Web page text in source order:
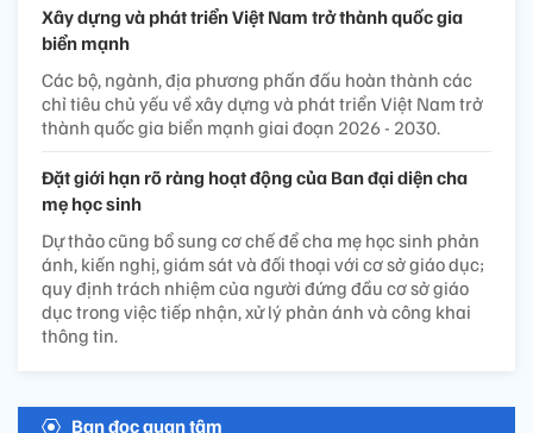
Xây dựng và phát triển Việt Nam trở thành quốc gia
biển mạnh
Các bộ, ngành, địa phương phấn đấu hoàn thành các
chỉ tiêu chủ yếu về xây dựng và phát triển Việt Nam trở
thành quốc gia biển mạnh giai đoạn 2026 - 2030.
Đặt giới hạn rõ ràng hoạt động của Ban đại diện cha
mẹ học sinh
Dự thảo cũng bổ sung cơ chế để cha mẹ học sinh phản
ánh, kiến nghị, giám sát và đối thoại với cơ sở giáo dục;
quy định trách nhiệm của người đứng đầu cơ sở giáo
dục trong việc tiếp nhận, xử lý phản ánh và công khai
thông tin.
Bạn đọc quan tâm